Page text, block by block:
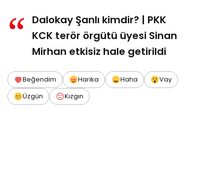
Dalokay Şanlı kimdir? | PKK
KCK terör örgütü üyesi Sinan
Mirhan etkisiz hale getirildi
Beğendim Harika Haha
Vay
Üzgün
Kızgın